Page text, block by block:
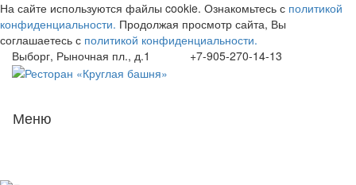
На сайте используются файлы cookie. Ознакомьтесь с политикой
конфиденциальности. Продолжая просмотр сайта, Вы
соглашаетесь с политикой конфиденциальности.
Выборг, Рыночная пл., д.1
+7-905-270-14-13
Меню